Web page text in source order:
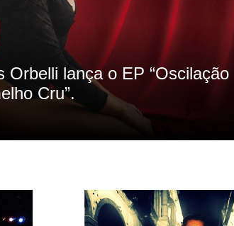
as referencias do clipe de